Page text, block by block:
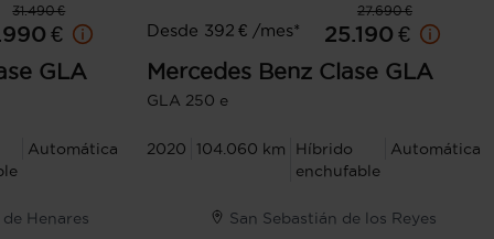
31.490 €
€
GLA
Automática
Henares
27.690 €
Desde 392 € /mes*
25.190 €
Mercedes Benz Clase GLA
GLA 250 e
2020 104.060 km
Híbrido
enchufable
Automática
San Sebastián de los Reyes